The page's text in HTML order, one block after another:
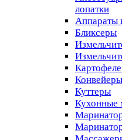
лопатки
Аппараты
Бликсеры
Конвейеры
Куттеры
Кухонные